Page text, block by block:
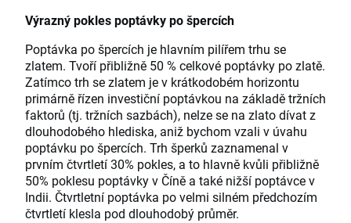
Výrazný pokles poptávky po špercích
Poptávka po špercích je hlavním pilířem trhu se
zlatem. Tvoří přibližně 50 % celkové poptávky po zlatě.
Zatímco trh se zlatem je v krátkodobém horizontu
primárně řízen investiční poptávkou na základě tržních
faktorů (tj. tržních sazbách), nelze se na zlato dívat z
dlouhodobého hlediska, aniž bychom vzali v úvahu
poptávku po špercích. Trh šperků zaznamenal v
prvním čtvrtletí 30% pokles, a to hlavně kvůli přibližně
50% poklesu poptávky v Číně a také nižší poptávce v
Indii. Čtvrtletní poptávka po velmi silném předchozím
čtvrtletí klesla pod dlouhodobý průměr.